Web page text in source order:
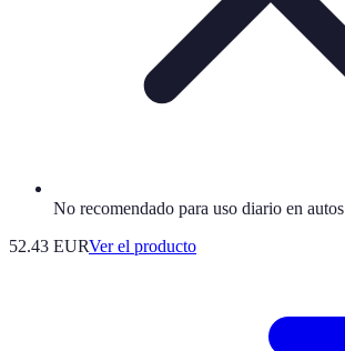
No recomendado para uso diario en autos
52.43 EURVer el producto